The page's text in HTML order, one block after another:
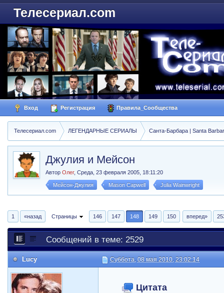
Телесериал.com
Вход Регистрация Правила_Сообщества
Телесериал.com ЛЕГЕНДАРНЫЕ СЕРИАЛЫ Санта-Барбара | Santa
Джулия и Мейсон
АвторОлег,Среда, 23 февраля 2005, 18:11:20
Мейсон-Джулия Mason Capwell Julia Wainwright
1 «назад Страницы 146 147 148 149 150 вперед»
Сообщений в теме: 2529
Lucy Суббота, 08 мая 2010, 23:02:14
Цитата